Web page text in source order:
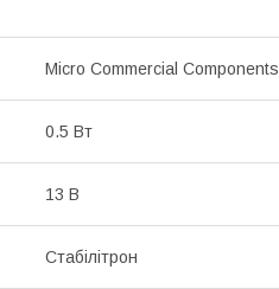
Micro Commercial Components
0.5 Вт
13 В
Стабілітрон